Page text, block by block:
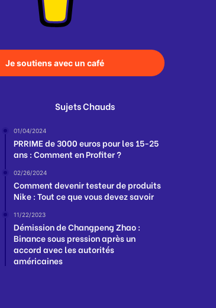
Je soutiens avec un café
Sujets Chauds
01/04/2024
PRRIME de 3000 euros pour les 15-25
ans : Comment en Profiter ?
02/26/2024
Comment devenir testeur de produits
Nike : Tout ce que vous devez savoir
11/22/2023
Démission de Changpeng Zhao :
Binance sous pression après un
accord avec les autorités
américaines